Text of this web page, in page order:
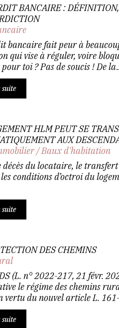
BANCAIRE :
bancaire fait peur à
qui vise à réguler, voire
toi ? Pas de soucis ! De
HLM PEUT SE
AUX
/Baux d'habitation
décès du locataire, le
conditions d’octroi du
DES CHEMINS
(L. n° 2022-217, 21 févr.
le régime des chemins
vertu du nouvel article L.